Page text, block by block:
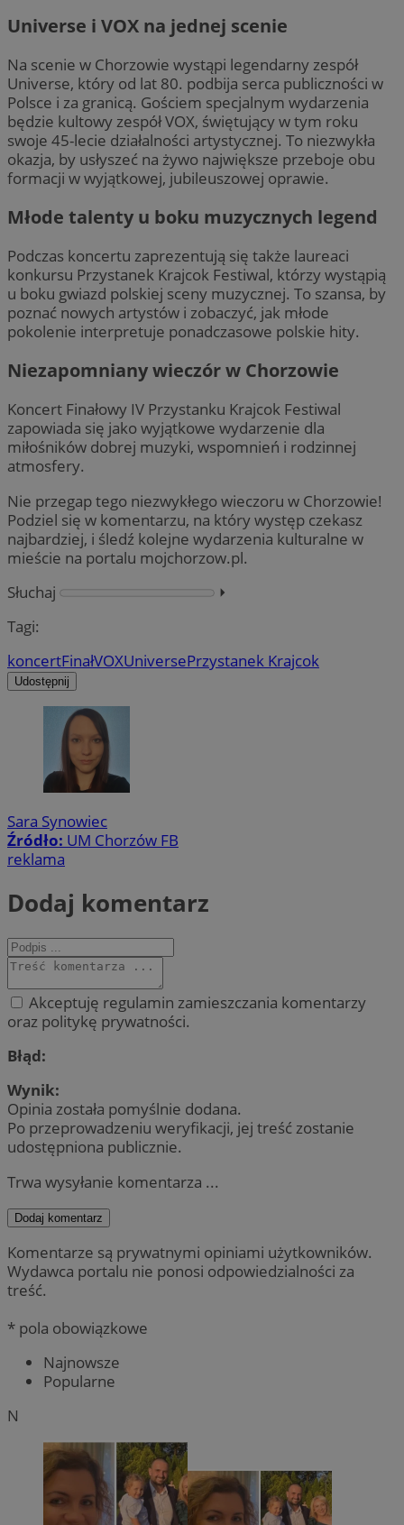
Universe i VOX na jednej scenie
Na scenie w Chorzowie wystąpi legendarny zespół
Universe, który od lat 80. podbija serca publiczności w
Polsce i za granicą. Gościem specjalnym wydarzenia
będzie kultowy zespół VOX, świętujący w tym roku
swoje 45-lecie działalności artystycznej. To niezwykła
okazja, by usłyszeć na żywo największe przeboje obu
formacji w wyjątkowej, jubileuszowej oprawie.
Młode talenty u boku muzycznych legend
Podczas koncertu zaprezentują się także laureaci
konkursu Przystanek Krajcok Festiwal, którzy wystąpią
u boku gwiazd polskiej sceny muzycznej. To szansa, by
poznać nowych artystów i zobaczyć, jak młode
pokolenie interpretuje ponadczasowe polskie hity.
Niezapomniany wieczór w Chorzowie
Koncert Finałowy IV Przystanku Krajcok Festiwal
zapowiada się jako wyjątkowe wydarzenie dla
miłośników dobrej muzyki, wspomnień i rodzinnej
atmosfery.
Nie przegap tego niezwykłego wieczoru w Chorzowie!
Podziel się w komentarzu, na który występ czekasz
najbardziej, i śledź kolejne wydarzenia kulturalne w
mieście na portalu mojchorzow.pl.
Słuchaj
⏵︎
Tagi:
koncertFinałVOXUniversePrzystanek Krajcok
Udostępnij
Sara Synowiec
Źródło: UM Chorzów FB
reklama
Dodaj komentarz
Akceptuję regulamin zamieszczania komentarzy
oraz politykę prywatności.
Błąd:
Wynik:
Opinia została pomyślnie dodana.
Po przeprowadzeniu weryfikacji, jej treść zostanie
udostępniona publicznie.
Trwa wysyłanie komentarza ...
Dodaj komentarz
Komentarze są prywatnymi opiniami użytkowników.
Wydawca portalu nie ponosi odpowiedzialności za
treść.
* pola obowiązkowe
Najnowsze
Popularne
N